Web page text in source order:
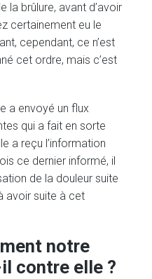
la brûlure, avant d’avoir
certainement eu le
cependant, ce n’est
cet ordre, mais c’est
a envoyé un flux
qui a fait en sorte
a reçu l’information
ce dernier informé, il
de la douleur suite
avoir suite à cet
notre
contre elle ?